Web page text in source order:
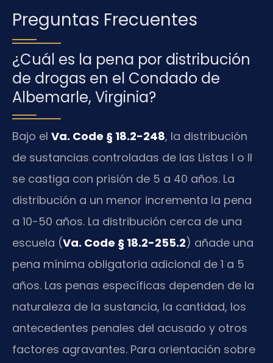
Preguntas Frecuentes
¿Cuál es la pena por distribución
de drogas en el Condado de
Albemarle, Virginia?
Bajo el Va. Code § 18.2-248, la distribución
de sustancias controladas de las Listas I o II
se castiga con prisión de 5 a 40 años. La
distribución a un menor incrementa la pena
a 10-50 años. La distribución cerca de una
escuela (Va. Code § 18.2-255.2) añade una
pena mínima obligatoria adicional de 1 a 5
años. Las penas específicas dependen de la
naturaleza de la sustancia, la cantidad, los
antecedentes penales del acusado y otros
factores agravantes. Para orientación sobre